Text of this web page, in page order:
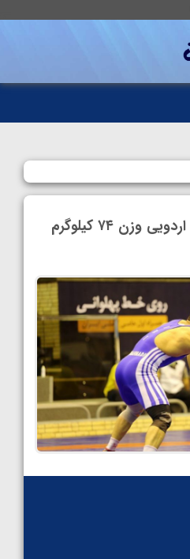
برگزاری انتخابی درون اردویی وزن ۷۴ کیلوگرم